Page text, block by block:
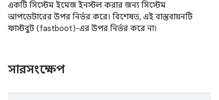
একটি সিস্টেম ইমেজ ইনস্টল করার জন্য সিস্টেম
আপডেটারের উপর নির্ভর করে। বিশেষত, এই বাস্তবায়নটি
ফাস্টবুট (fastboot)-এর উপর নির্ভর করে না।
সারসংক্ষেপ